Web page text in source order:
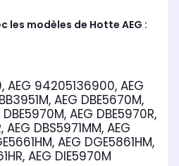
les modèles de Hotte AEG :
AEG 94205136900, AEG
AEG DBE5670M,
AEG DBE5970R,
AEG DBS5971MM, AEG
AEG DGE5861HM,
AEG DIE5970M